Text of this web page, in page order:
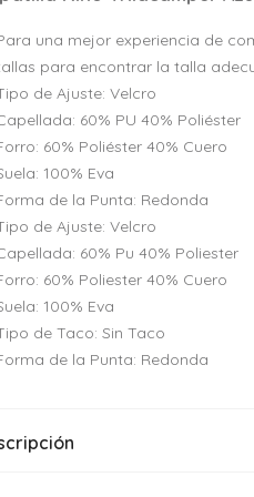
una mejor experiencia de
para encontrar la talla
de Ajuste: Velcro
60% PU 40% Poliéster
60% Poliéster 40% Cuero
100% Eva
de la Punta: Redonda
de Ajuste: Velcro
60% Pu 40% Poliester
60% Poliester 40% Cuero
100% Eva
de Taco: Sin Taco
de la Punta: Redonda